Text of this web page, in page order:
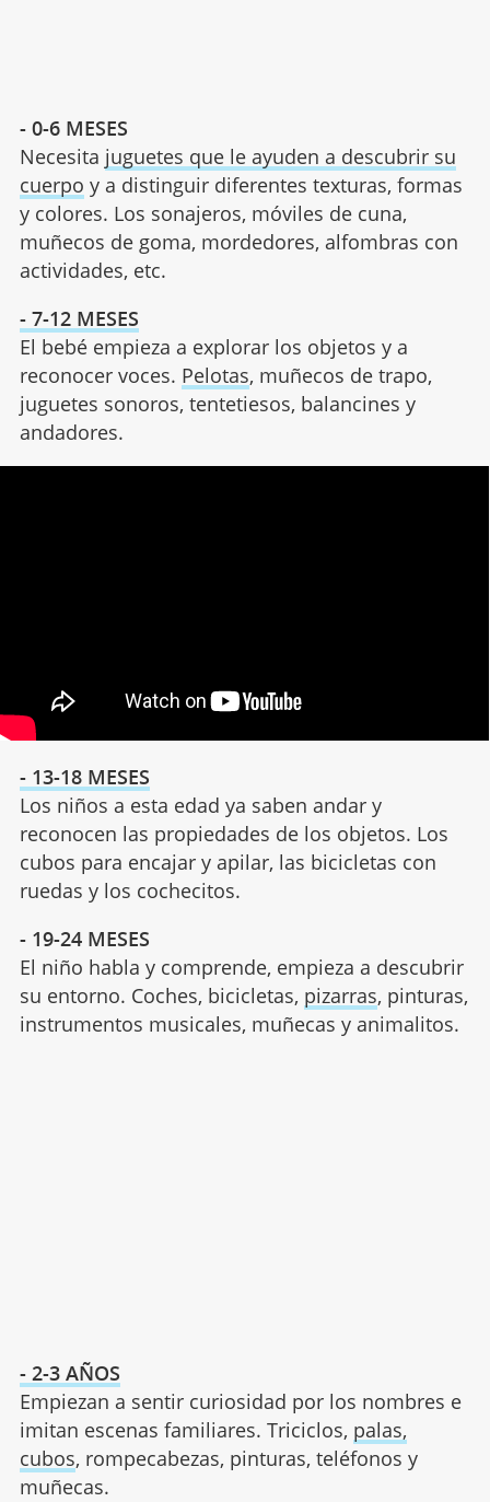
- 0-6 MESES
Necesita juguetes que le ayuden a descubrir su
cuerpo y a distinguir diferentes texturas, formas
y colores. Los sonajeros, móviles de cuna,
muñecos de goma, mordedores, alfombras con
actividades, etc.
- 7-12 MESES
El bebé empieza a explorar los objetos y a
reconocer voces. Pelotas, muñecos de trapo,
juguetes sonoros, tentetiesos, balancines y
andadores.
- 13-18 MESES
Los niños a esta edad ya saben andar y
reconocen las propiedades de los objetos. Los
cubos para encajar y apilar, las bicicletas con
ruedas y los cochecitos.
- 19-24 MESES
El niño habla y comprende, empieza a descubrir
su entorno. Coches, bicicletas, pizarras, pinturas,
instrumentos musicales, muñecas y animalitos.
- 2-3 AÑOS
Empiezan a sentir curiosidad por los nombres e
imitan escenas familiares. Triciclos, palas,
cubos, rompecabezas, pinturas, teléfonos y
muñecas.